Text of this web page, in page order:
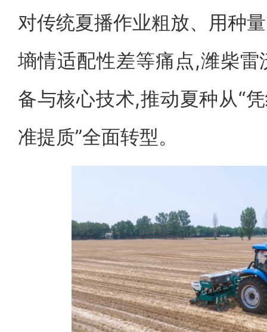
对传统夏播作业粗放、用种
墒情适配性差等痛点,潍柴
备与核心技术,推动夏种从“
准提质”全面转型。